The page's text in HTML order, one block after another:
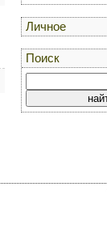
Личное
Поиск